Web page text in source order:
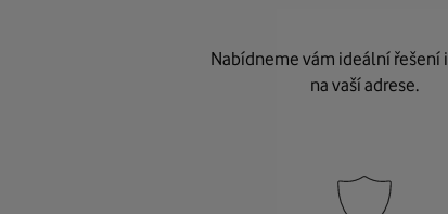
Nabídneme vám ideální řešení i
na vaší adrese.